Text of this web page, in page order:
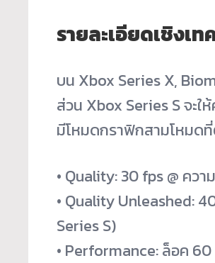
รายละเอียดเชิงเ
บน Xbox Series X,
ส่วน Xbox Series S จะใ
มีโหมดกราฟิกสามโหมด
• Quality: 30 fps @ คว
• Quality Unleashed:
Series S)
• Performance: ล็อค